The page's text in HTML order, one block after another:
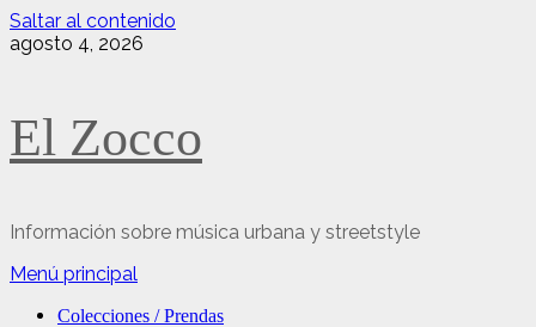
Saltar al contenido
agosto 4, 2026
El Zocco
Información sobre música urbana y streetstyle
Menú principal
Colecciones / Prendas